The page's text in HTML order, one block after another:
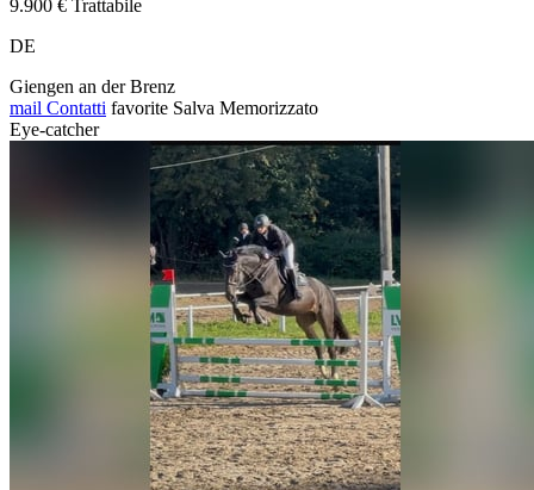
9.900 € Trattabile
DE
Giengen an der Brenz
mail Contatti favorite Salva Memorizzato
Eye-catcher